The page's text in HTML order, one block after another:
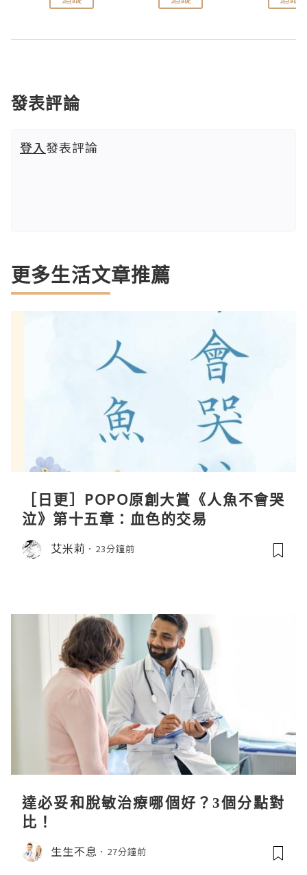
發表評論
登入發表評論
更多生活文章推薦
［日更］POPO原創大賞《人魚不會哭
泣》第十五章：血色的交易
艾米莉 23分鐘前
達必妥和脫敏治療哪個好？3個分點對
比！
生生不息 27分鐘前